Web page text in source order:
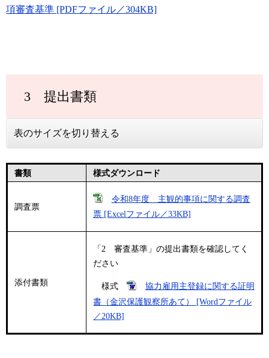
項審査基準 [PDFファイル／304KB]
3 提出書類
表のサイズを切り替える
書類 様式ダウンロード
調査票
​​令和8年度 主観的事項に関する調査
票 [Excelファイル／33KB]
添付書類
「2 審査基準」の提出書類を確認してく
ださい
様式
協力雇用主登録に関する証明
書（金沢保護観察所あて） [Wordファイル
／20KB]